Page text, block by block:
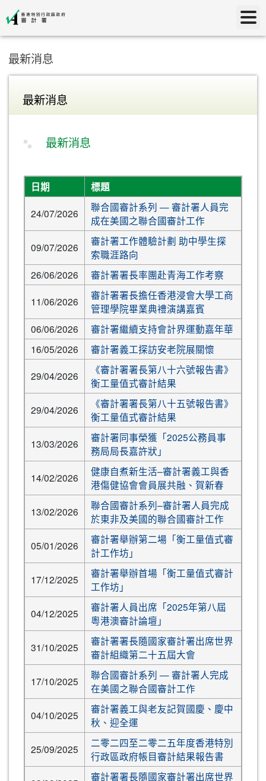
最新消息
最新消息
最新消息
日期 標題
24/07/2026
聯合國審計系列 — 審計署人員完
成在美國之聯合國審計工作
09/07/2026
審計署工作體驗計劃 助中學生探
索職涯路向
26/06/2026
審計署署長率團赴青海工作考察
11/06/2026
審計署署長擔任香港浸會大學工商
管理學院畢業典禮演講嘉賓
06/06/2026
審計署繼續支持會計界運動嘉年華
16/05/2026
審計署義工探訪安老院展關懷
29/04/2026
《審計署署長第八十六號報告書》
衡工量值式審計結果
29/04/2026
《審計署署長第八十五號報告書》
衡工量值式審計結果
13/03/2026
審計署同事榮獲「2025公務員事
務局局長嘉許狀」
14/02/2026
健康自煮新生活–審計署義工與香
港傷健協會會員展共融、賀新春
13/02/2026
聯合國審計系列–審計署人員完成
於東非及美國的聯合國審計工作
05/01/2026
審計署舉辦第二場「衡工量值式審
計工作坊」
17/12/2025
審計署舉辦首場「衡工量值式審計
工作坊」
04/12/2025
審計署人員出席「2025年第八屆
粵港澳審計論壇」
31/10/2025
審計署署長隨國家審計署出席世界
審計組織第二十五屆大會
17/10/2025
聯合國審計系列 — 審計署人完成
在美國之聯合國審計工作
04/10/2025
審計署義工與老友記賀國慶、慶中
秋、迎全運
25/09/2025
二零二四至二零二五年度香港特別
行政區政府帳目審計結果報告書
審計署署長隨國家審計署出席世界